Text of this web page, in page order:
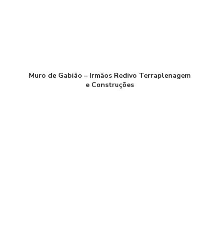
Muro de Gabião – Irmãos Redivo Terraplenagem
e Construções